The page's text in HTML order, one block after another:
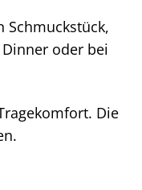
Schmuckstück,
oder bei
Die